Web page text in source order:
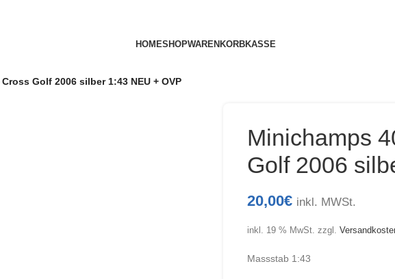
HOMESHOPWARENKORBKASSE
Golf 2006 silber 1:43 NEU + OVP
Minichamps
Golf 2006
20,00€ inkl. MWSt.
inkl. 19 % MwSt. zzgl.
Massstab 1:43